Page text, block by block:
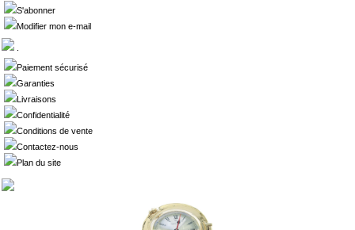
S'abonner
Modifier mon e-mail
Paiement sécurisé
Garanties
Livraisons
Confidentialité
Conditions de vente
Contactez-nous
Plan du site